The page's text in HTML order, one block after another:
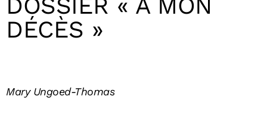
DOSSIER « A MON
DÉCÈS »
Mary Ungoed-Thomas